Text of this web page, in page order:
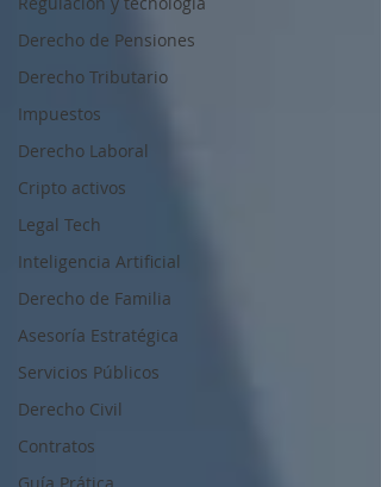
Derecho de Pensiones
Derecho Tributario
Impuestos
Derecho Laboral
Cripto activos
Legal Tech
Inteligencia Artificial
Derecho de Familia
Asesoría Estratégica
Servicios Públicos
Derecho Civil
Contratos